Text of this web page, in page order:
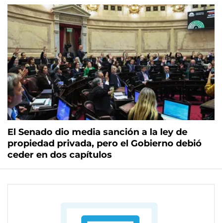
El Senado dio media sanción a la ley de
propiedad privada, pero el Gobierno debió
ceder en dos capítulos